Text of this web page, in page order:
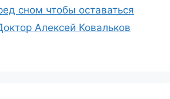
сном чтобы оставаться
Алексей Ковальков